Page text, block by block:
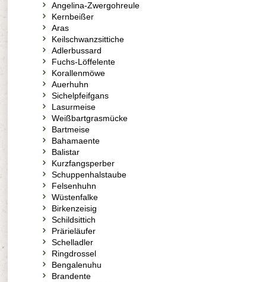
Angelina-Zwergohreule
Kernbeißer
Aras
Keilschwanzsittiche
Adlerbussard
Fuchs-Löffelente
Korallenmöwe
Auerhuhn
Sichelpfeifgans
Lasurmeise
Weißbartgrasmücke
Bartmeise
Bahamaente
Balistar
Kurzfangsperber
Schuppenhalstaube
Felsenhuhn
Wüstenfalke
Birkenzeisig
Schildsittich
Prärieläufer
Schelladler
Ringdrossel
Bengalenuhu
Brandente